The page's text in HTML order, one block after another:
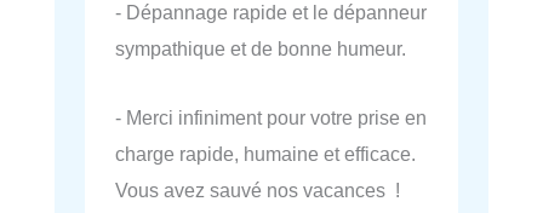
- Dépannage rapide et le dépanneur
sympathique et de bonne humeur.
- Merci infiniment pour votre prise en
charge rapide, humaine et efficace.
Vous avez sauvé nos vacances !